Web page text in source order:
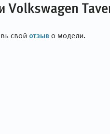
Volkswagen
свой отзыв о модели.